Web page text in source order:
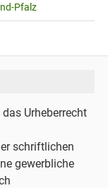
Pfalz
Urheberrecht
schriftlichen
gewerbliche